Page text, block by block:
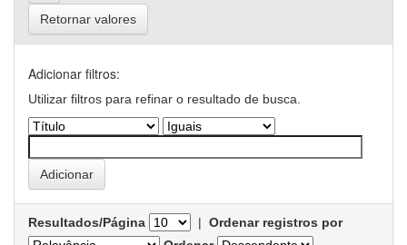
Retornar valores
Adicionar filtros:
Utilizar filtros para refinar o resultado de busca.
Resultados/Página | Ordenar registros por